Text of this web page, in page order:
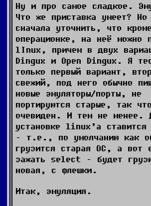
Ну и про самое сладкое.
Что же приставка умеет?
сначала уточнить, что
операционке, на неё можно
lInux, причем в двух
Dingux и Open Dingux. Я
только первый вариант,
свежий, под него обычно
новые эмуляторы/порты, не
портируются старые, так
очевиден. И тем не менее.
установке linux’а
– т.е., по умолчанию как
грузится старая ОС, а вот
зажать select – будет
новая, с флешки.
Итак, эмуляция.